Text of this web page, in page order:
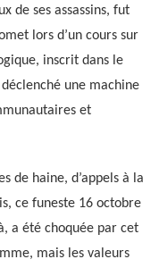
de ses assassins, fut
lors d’un cours sur
inscrit dans le
une machine
et
de haine, d’appels à la
ce funeste 16 octobre
a été choquée par cet
mais les valeurs